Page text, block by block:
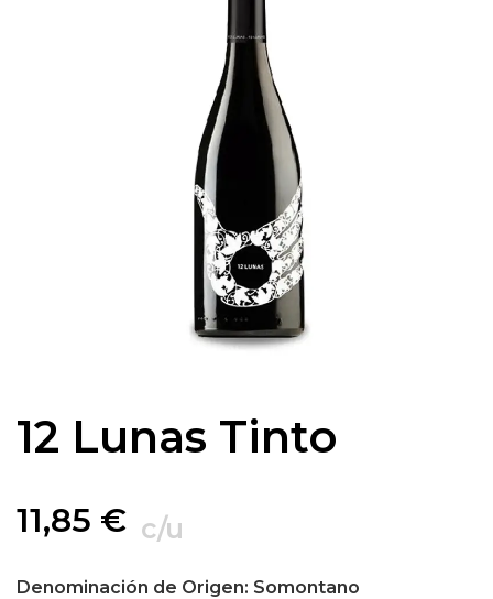
12 Lunas Tinto
11,85 € c/u
Denominación de Origen: Somontano